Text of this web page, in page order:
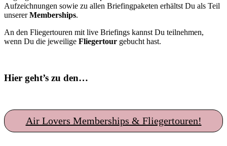
Aufzeichnungen sowie zu allen Briefingpaketen erhältst Du als Teil
unsererMemberships.
An den Fliegertouren mit live Briefings kannst Du teilnehmen,
wenn Du die jeweilige Fliegertour gebucht hast.
Hier geht’s zu den…
Air Lovers Memberships & Fliegertouren!